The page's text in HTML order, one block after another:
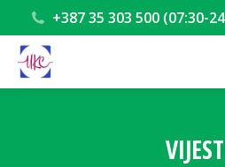
+387 35 303 500 (07:30-